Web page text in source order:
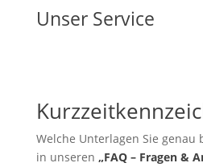
Unser Service
Welche Unterlagen Sie genau
in unseren „FAQ – Fragen &